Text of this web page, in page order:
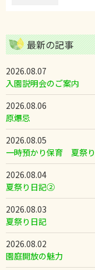
最新の記事
2026.08.07
入園説明会のご案内
2026.08.06
原爆忌
2026.08.05
一時預かり保育 夏祭り
2026.08.04
夏祭り日記②
2026.08.03
夏祭り日記
2026.08.02
園庭開放の魅力